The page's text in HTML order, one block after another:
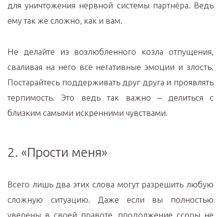
для уничтожения нервной системы партнёра. Ведь
ему так же сложно, как и вам.
Не делайте из возлюбленного козла отпущения,
сваливая на него все негативные эмоции и злость.
Постарайтесь поддерживать друг друга и проявлять
терпимость. Это ведь так важно – делиться с
близким самыми искренними чувствами.
2. «Прости меня»
Всего лишь два этих слова могут разрешить любую
сложную ситуацию. Даже если вы полностью
уверены в своей правоте, продолжение ссоры не